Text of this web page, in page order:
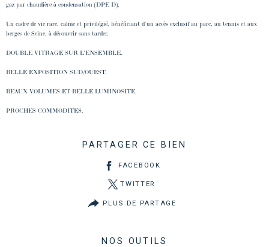
gaz par chaudière à condensation (DPE D).
Un cadre de vie rare, calme et privilégié, bénéficiant d’un accès exclusif au parc, au tennis et aux
berges de Seine, à découvrir sans tarder.
DOUBLE VITRAGE SUR L'ENSEMBLE.
BELLE EXPOSITION SUD/OUEST.
BEAUX VOLUMES ET BELLE LUMINOSITE.
PROCHES COMMODITES.
PARTAGER CE BIEN
FACEBOOK
TWITTER
PLUS DE PARTAGE
NOS OUTILS